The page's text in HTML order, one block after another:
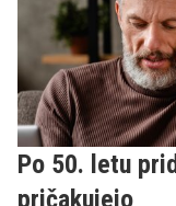
Po 50. letu
pričakujejo